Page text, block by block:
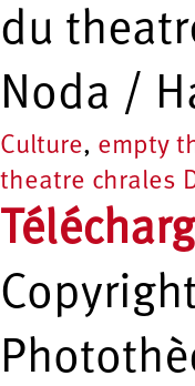
du
Noda /
Culture, empty
theatre chrales